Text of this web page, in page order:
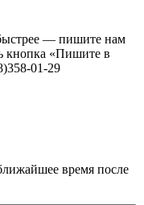
— пишите нам
кнопка «Пишите в
01-29
время после